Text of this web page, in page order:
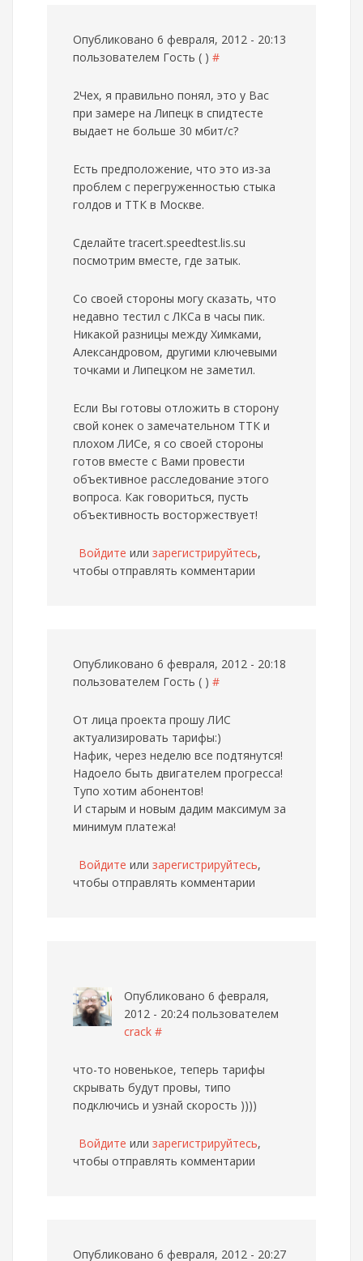
Опубликовано 6 февраля, 2012 - 20:13
пользователем Гость ( ) #
2Чех, я правильно понял, это у Вас
при замере на Липецк в спидтесте
выдает не больше 30 мбит/с?
Есть предположение, что это из-за
проблем с перегруженностью стыка
голдов и ТТК в Москве.
Сделайте tracert.speedtest.lis.su
посмотрим вместе, где затык.
Со своей стороны могу сказать, что
недавно тестил с ЛКСа в часы пик.
Никакой разницы между Химками,
Александровом, другими ключевыми
точками и Липецком не заметил.
Если Вы готовы отложить в сторону
свой конек о замечательном ТТК и
плохом ЛИСе, я со своей стороны
готов вместе с Вами провести
объективное расследование этого
вопроса. Как говориться, пусть
объективность восторжествует!
Войдите или зарегистрируйтесь,
чтобы отправлять комментарии
Опубликовано 6 февраля, 2012 - 20:18
пользователем Гость ( ) #
От лица проекта прошу ЛИС
актуализировать тарифы:)
Нафик, через неделю все подтянутся!
Надоело быть двигателем прогресса!
Тупо хотим абонентов!
И старым и новым дадим максимум за
минимум платежа!
Войдите или зарегистрируйтесь,
чтобы отправлять комментарии
Опубликовано 6 февраля,
2012 - 20:24 пользователем
crack #
что-то новенькое, теперь тарифы
скрывать будут провы, типо
подключись и узнай скорость ))))
Войдите или зарегистрируйтесь,
чтобы отправлять комментарии
Опубликовано 6 февраля, 2012 - 20:27